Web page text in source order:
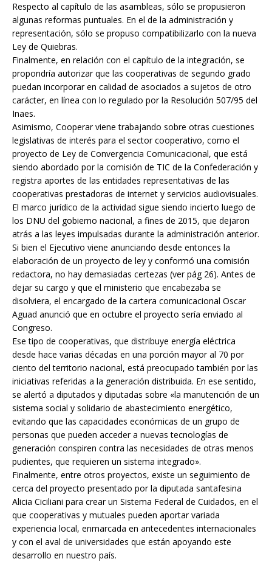
Respecto al capítulo de las asambleas, sólo se propusieron
algunas reformas puntuales. En el de la administración y
representación, sólo se propuso compatibilizarlo con la nueva
Ley de Quiebras.
Finalmente, en relación con el capítulo de la integración, se
propondría autorizar que las cooperativas de segundo grado
puedan incorporar en calidad de asociados a sujetos de otro
carácter, en línea con lo regulado por la Resolución 507/95 del
Inaes.
Asimismo, Cooperar viene trabajando sobre otras cuestiones
legislativas de interés para el sector cooperativo, como el
proyecto de Ley de Convergencia Comunicacional, que está
siendo abordado por la comisión de TIC de la Confederación y
registra aportes de las entidades representativas de las
cooperativas prestadoras de internet y servicios audiovisuales.
El marco jurídico de la actividad sigue siendo incierto luego de
los DNU del gobierno nacional, a fines de 2015, que dejaron
atrás a las leyes impulsadas durante la administración anterior.
Si bien el Ejecutivo viene anunciando desde entonces la
elaboración de un proyecto de ley y conformó una comisión
redactora, no hay demasiadas certezas (ver pág 26). Antes de
dejar su cargo y que el ministerio que encabezaba se
disolviera, el encargado de la cartera comunicacional Oscar
Aguad anunció que en octubre el proyecto sería enviado al
Congreso.
Ese tipo de cooperativas, que distribuye energía eléctrica
desde hace varias décadas en una porción mayor al 70 por
ciento del territorio nacional, está preocupado también por las
iniciativas referidas a la generación distribuida. En ese sentido,
se alertó a diputados y diputadas sobre «la manutención de un
sistema social y solidario de abastecimiento energético,
evitando que las capacidades económicas de un grupo de
personas que pueden acceder a nuevas tecnologías de
generación conspiren contra las necesidades de otras menos
pudientes, que requieren un sistema integrado».
Finalmente, entre otros proyectos, existe un seguimiento de
cerca del proyecto presentado por la diputada santafesina
Alicia Ciciliani para crear un Sistema Federal de Cuidados, en el
que cooperativas y mutuales pueden aportar variada
experiencia local, enmarcada en antecedentes internacionales
y con el aval de universidades que están apoyando este
desarrollo en nuestro país.